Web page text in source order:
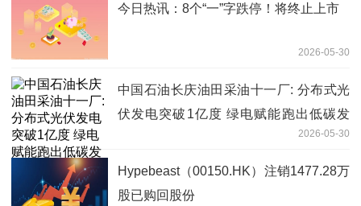
今日热讯：8个“一”字跌停！将终止上市
2026-05-30
中国石油长庆油田采油十一厂: 分布式光
伏发电突破1亿度 绿电赋能跑出低碳发
2026-05-30
Hypebeast（00150.HK）注销1477.28万
股已购回股份